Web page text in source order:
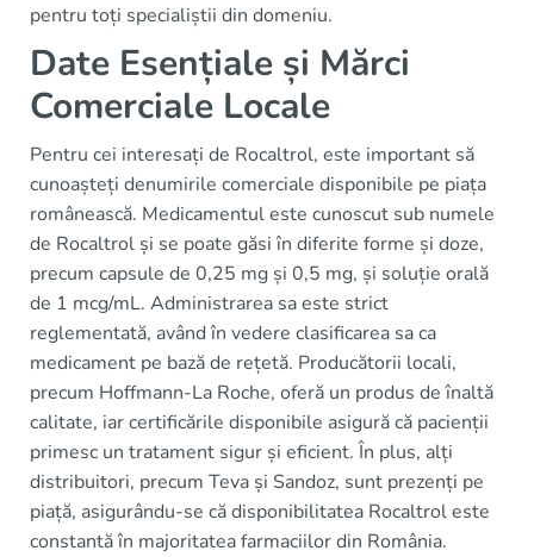
pentru toți specialiștii din domeniu.
Date Esențiale și Mărci
Comerciale Locale
Pentru cei interesați de Rocaltrol, este important să
cunoașteți denumirile comerciale disponibile pe piața
românească. Medicamentul este cunoscut sub numele
de Rocaltrol și se poate găsi în diferite forme și doze,
precum capsule de 0,25 mg și 0,5 mg, și soluție orală
de 1 mcg/mL. Administrarea sa este strict
reglementată, având în vedere clasificarea sa ca
medicament pe bază de rețetă. Producătorii locali,
precum Hoffmann-La Roche, oferă un produs de înaltă
calitate, iar certificările disponibile asigură că pacienții
primesc un tratament sigur și eficient. În plus, alți
distribuitori, precum Teva și Sandoz, sunt prezenți pe
piață, asigurându-se că disponibilitatea Rocaltrol este
constantă în majoritatea farmaciilor din România.